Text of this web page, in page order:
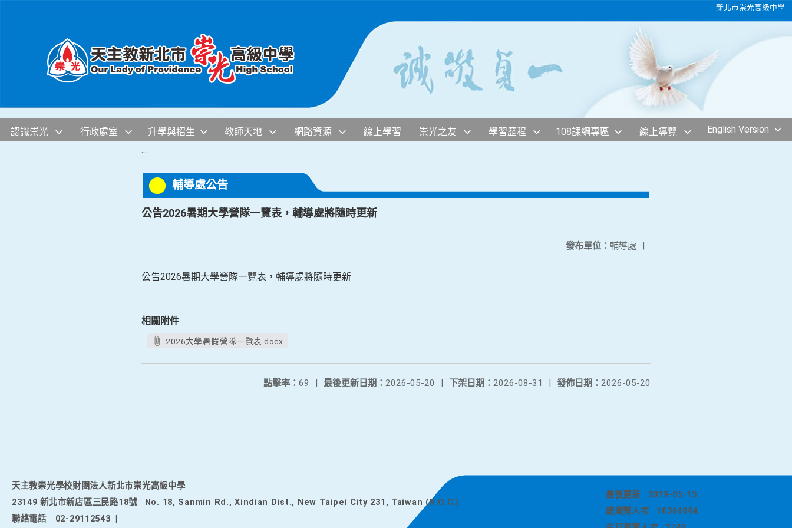
新北市崇光高級中學
認識崇光 行政處室 升學與招生 教師天地 網路資源 線上學習 崇光之友 學習歷程 108課綱專區 線上導覽 English Version
:::
輔導處公告
公告2026暑期大學營隊一覽表，輔導處將隨時更新
發布單位： 輔導處 |
公告2026暑期大學營隊一覽表，輔導處將隨時更新
相關附件
2026大學暑假營隊一覽表.docx
發佈日期： 2026-05-20
下架日期： 2026-08-31 |
最後更新日期： 2026-05-20 |
點擊率： 69 |
天主教崇光學校財團法人新北市崇光高級中學
23149 新北市新店區三民路18號
No. 18, Sanmin Rd., Xindian Dist., New Taipei City 231, Taiwan (R.O.C.)
聯絡電話
02-29112543
最後更新
2019-05-15
總瀏覽人次
10361994